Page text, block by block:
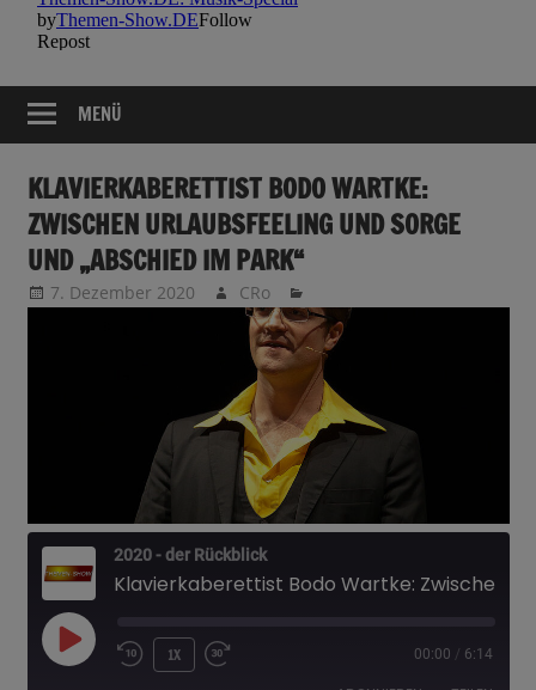
MENÜ
KLAVIERKABERETTIST BODO WARTKE:
ZWISCHEN URLAUBSFEELING UND SORGE
UND „ABSCHIED IM PARK“
7. Dezember 2020 CRo
2020 - der Rückblick
PLAY
1X 00:00 / 6:14